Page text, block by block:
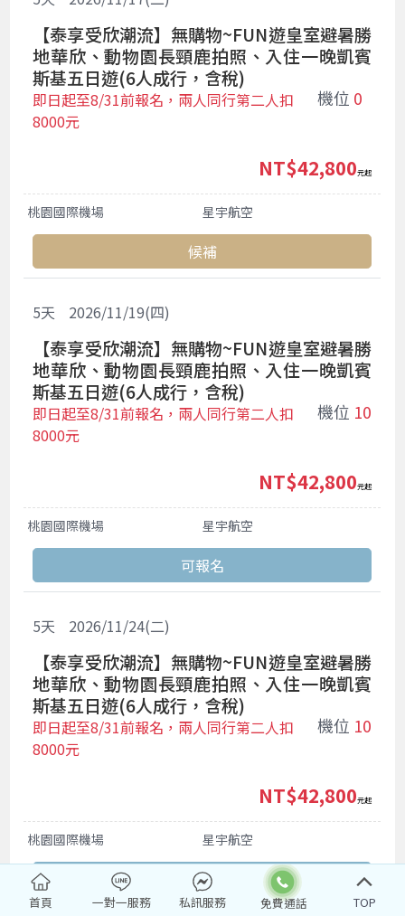
【泰享受欣潮流】無購物~FUN遊皇室避暑勝
地華欣、動物園長頸鹿拍照、入住一晚凱賓
斯基五日遊(6人成行，含稅)
機位 0
即日起至8/31前報名，兩人同行第二人扣
8000元
桃園國際機場 星宇航空
NT$42,800 起
候補
2026/11/19(四)
5天
【泰享受欣潮流】無購物~FUN遊皇室避暑勝
地華欣、動物園長頸鹿拍照、入住一晚凱賓
斯基五日遊(6人成行，含稅)
機位 10
即日起至8/31前報名，兩人同行第二人扣
8000元
桃園國際機場 星宇航空
NT$42,800 起
2026/11/24(二)
5天
【泰享受欣潮流】無購物~FUN遊皇室避暑勝
地華欣、動物園長頸鹿拍照、入住一晚凱賓
斯基五日遊(6人成行，含稅)
機位 10
即日起至8/31前報名，兩人同行第二人扣
8000元
桃園國際機場 星宇航空
NT$42,800 起
首頁 一對一服務 私訊服務 TOP